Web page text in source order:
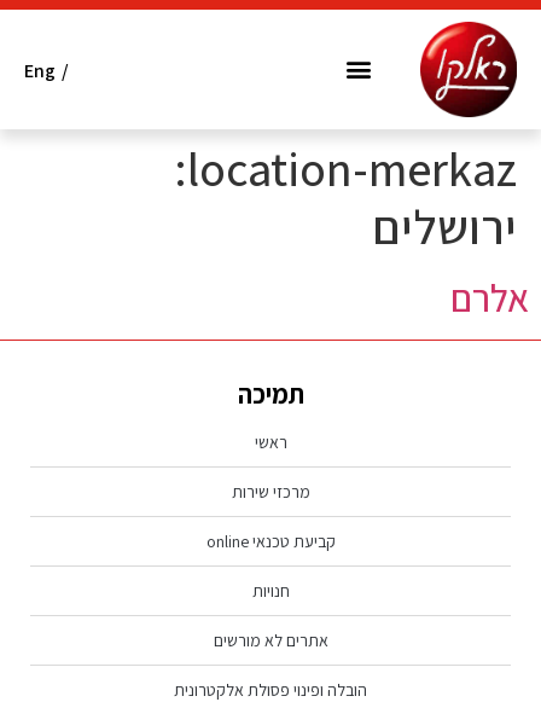
/
Eng
location-merkaz:
ירושלים
אלרם
תמיכה
ראשי
מרכזי שירות
קביעת טכנאי online
חנויות
אתרים לא מורשים
הובלה ופינוי פסולת אלקטרונית